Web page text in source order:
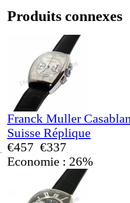
Produits connexes
Franck Muller
Suisse Réplique
€457 €337
Economie : 26%